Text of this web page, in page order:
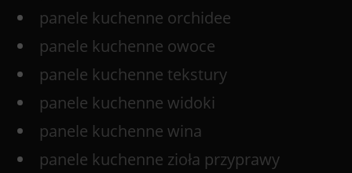
panele kuchenne orchidee
panele kuchenne owoce
panele kuchenne tekstury
panele kuchenne widoki
panele kuchenne wina
panele kuchenne zioła przyprawy